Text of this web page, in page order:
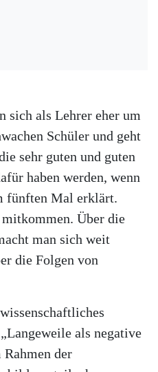
sich als Lehrer eher um
Schüler und geht
sehr guten und guten
haben werden, wenn
fünften Mal erklärt.
Über die
man sich weit
die Folgen von
als negative
der